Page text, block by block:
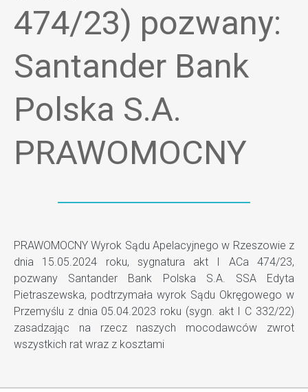
474/23) pozwany:
Santander Bank
Polska S.A.
PRAWOMOCNY
PRAWOMOCNY Wyrok Sądu Apelacyjnego w Rzeszowie z
dnia 15.05.2024 roku, sygnatura akt I ACa 474/23,
pozwany Santander Bank Polska S.A. SSA Edyta
Pietraszewska, podtrzymała wyrok Sądu Okręgowego w
Przemyślu z dnia 05.04.2023 roku (sygn. akt I C 332/22)
zasadzając na rzecz naszych mocodawców zwrot
wszystkich rat wraz z kosztami